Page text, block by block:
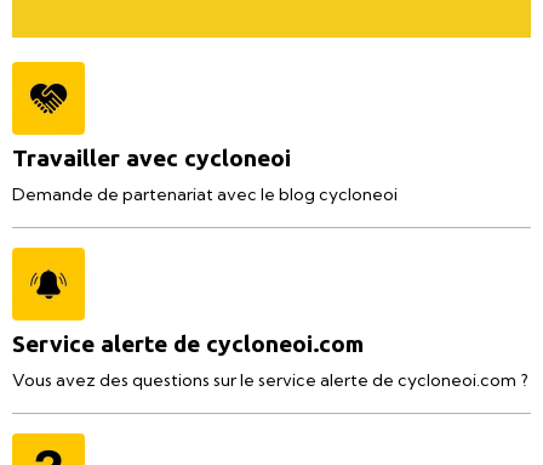
Travailler avec cycloneoi
Demande de partenariat avec le blog cycloneoi
Service alerte de cycloneoi.com
Vous avez des questions sur le service alerte de cycloneoi.com ?